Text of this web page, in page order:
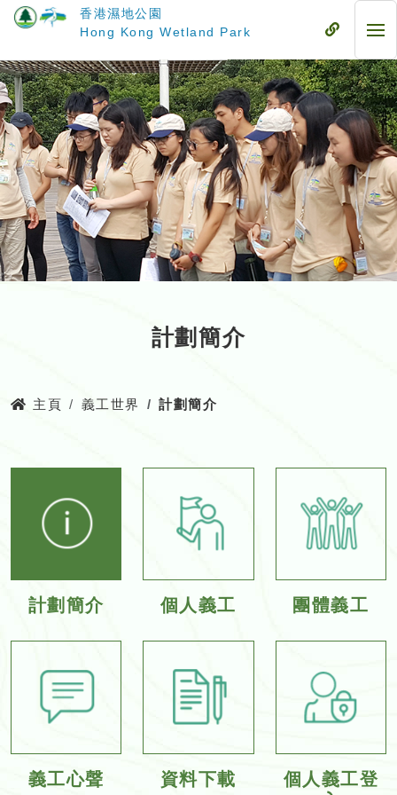
要
內
容
香港濕地公園
Hong Kong Wetland Park
流
式
目
錄
流
動
式
目
錄
計劃簡介
主頁 義工世界 計劃簡介
計劃簡介 個人義工 團體義工
義工心聲 資料下載
個人義工登